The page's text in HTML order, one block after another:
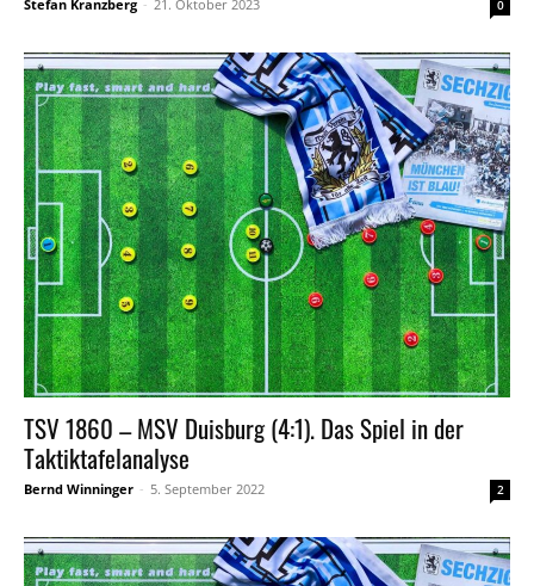
Stefan Kranzberg - 21. Oktober 2023 0
TSV 1860 – MSV Duisburg (4:1). Das Spiel in der
Taktiktafelanalyse
Bernd Winninger - 5. September 2022 2